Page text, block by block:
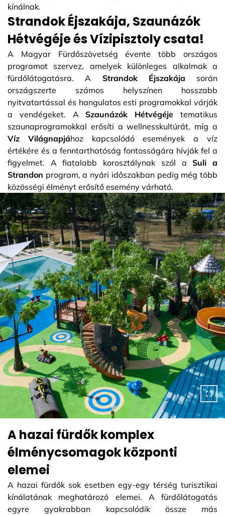
kínálnak.
Strandok Éjszakája, Szaunázók
Hétvégéje és Vízipisztoly csata!
A Magyar Fürdőszövetség évente több országos
programot szervez, amelyek különleges alkalmak a
fürdőlátogatásra. A Strandok Éjszakája során
országszerte számos helyszínen hosszabb
nyitvatartással és hangulatos esti programokkal várják
a vendégeket. ASzaunázók Hétvégéje tematikus
szaunaprogramokkal erősíti a wellnesskultúrát, míg a
Víz Világnapjához kapcsolódó események a víz
értékére és a fenntarthatóság fontosságára hívják fel a
figyelmet. A fiatalabb korosztálynak szól a Suli a
Strandon program, a nyári időszakban pedig még több
közösségi élményt erősítő esemény várható.
A hazai fürdők komplex
élménycsomagok központi
elemei
A hazai fürdők sok esetben egy-egy térség turisztikai
kínálatának meghatározó elemei. A fürdőlátogatás
egyre gyakrabban kapcsolódik össze más